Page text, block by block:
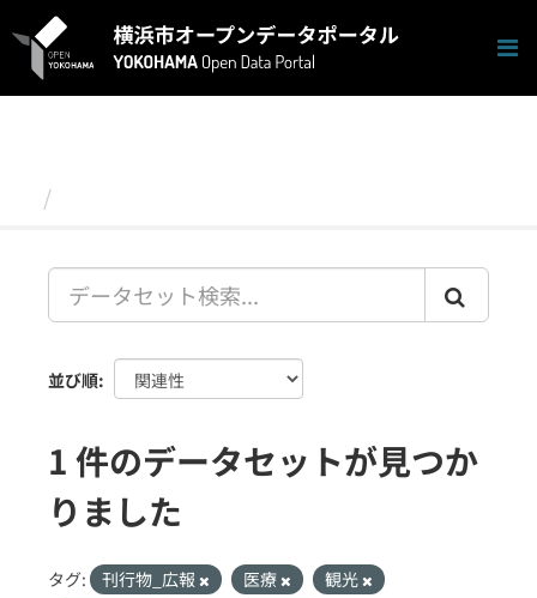
キ
並び順
1 件のデータセットが見つか
りました
タグ: 刊行物_広報 医療
観光